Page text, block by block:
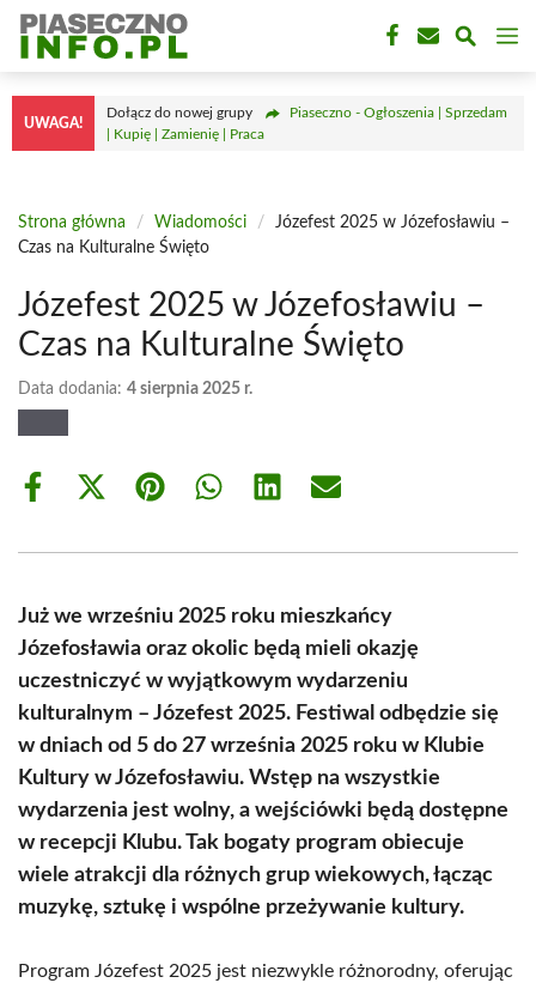
Przejdź
treści
UWAGA!
Dołącz do nowej grupy
Piaseczno - Ogłoszenia | Sprzedam
| Kupię | Zamienię | Praca
Strona główna / Wiadomości /
Józefest 2025 w Józefosławiu –
Czas na Kulturalne Święto
Józefest 2025 w Józefosławiu –
Czas na Kulturalne Święto
Data dodania: 4 sierpnia 2025 r.
Share
Share
(Twitter)
Share Share Share Share
Już we wrześniu 2025 roku mieszkańcy
Józefosławia oraz okolic będą mieli okazję
uczestniczyć w wyjątkowym wydarzeniu
kulturalnym – Józefest 2025. Festiwal odbędzie się
w dniach od 5 do 27 września 2025 roku w Klubie
Kultury w Józefosławiu. Wstęp na wszystkie
wydarzenia jest wolny, a wejściówki będą dostępne
w recepcji Klubu. Tak bogaty program obiecuje
wiele atrakcji dla różnych grup wiekowych, łącząc
muzykę, sztukę i wspólne przeżywanie kultury.
Program Józefest 2025 jest niezwykle różnorodny, oferując